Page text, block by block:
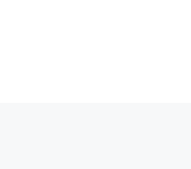
között